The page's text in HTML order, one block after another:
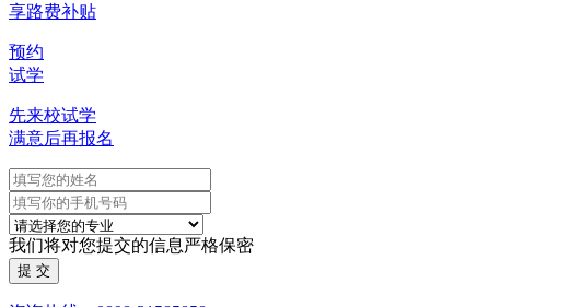
享路费补贴
预约
试学
先来校试学
满意后再报名
我们将对您提交的信息严格保密